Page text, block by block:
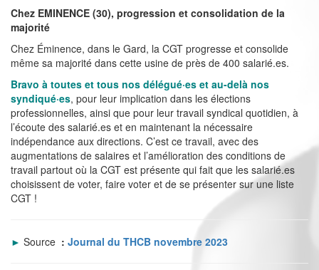
Chez EMINENCE (30), progression et consolidation de la
majorité
Chez Éminence, dans le Gard, la CGT progresse et consolide
même sa majorité dans cette usine de près de 400 salarié.es.
Bravo à toutes et tous nos délégué·es et au-delà nos
syndiqué·es, pour leur implication dans les élections
professionnelles, ainsi que pour leur travail syndical quotidien, à
l’écoute des salarié.es et en maintenant la nécessaire
indépendance aux directions. C’est ce travail, avec des
augmentations de salaires et l’amélioration des conditions de
travail partout où la CGT est présente qui fait que les salarié.es
choisissent de voter, faire voter et de se présenter sur une liste
CGT !
► Source : Journal du THCB novembre 2023